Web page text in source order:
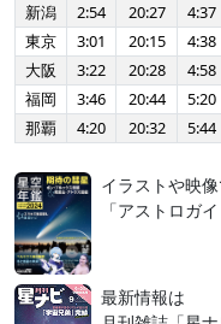
新潟
2:54 20:27 4:37
東京
3:01 20:15 4:38
大阪
3:22 20:28 4:58
福岡
3:46 20:44 5:20
那覇
4:20 20:32 5:44
イラストや映
「アストロガ
最新情報は